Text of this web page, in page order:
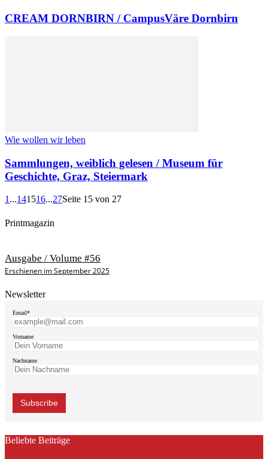
CREAM DORNBIRN / CampusVäre Dornbirn
Wie wollen wir leben
Sammlungen, weiblich gelesen / Museum für
Geschichte, Graz, Steiermark
1 ...141516...27Seite 15 von 27
Printmagazin
Ausgabe / Volume #56
Erschienen im September 2025
Newsletter
Email*
Vorname
Nachname
Beliebte Beiträge